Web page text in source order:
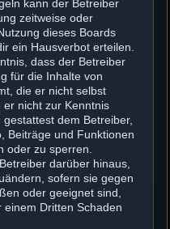
kann der Betreiber
zeitweise oder
dieses Boards
ein Hausverbot erteilen.
dass der Betreiber
für die Inhalte von
die er nicht selbst
nicht zur Kenntnis
dem Betreiber,
Beiträge und Funktionen
oder zu sperren.
darüber hinaus,
sofern sie gegen
oder geeignet sind,
Dritten Schaden